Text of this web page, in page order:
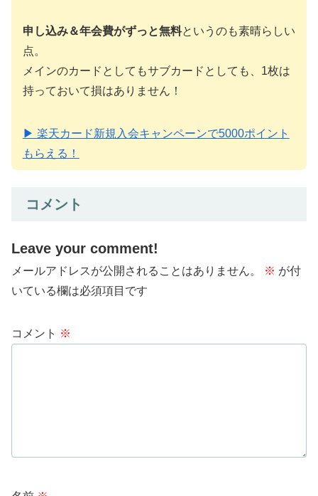
申し込み＆年会費がずっと無料というのも素晴らしい
点。
メインのカードとしてもサブカードとしても、1枚は
持っておいて損はありません！
▶ 楽天カード新規入会キャンペーンで5000ポイント
もらえる！
コメント
Leave your comment!
メールアドレスが公開されることはありません。 ※ が付
いている欄は必須項目です
コメント ※